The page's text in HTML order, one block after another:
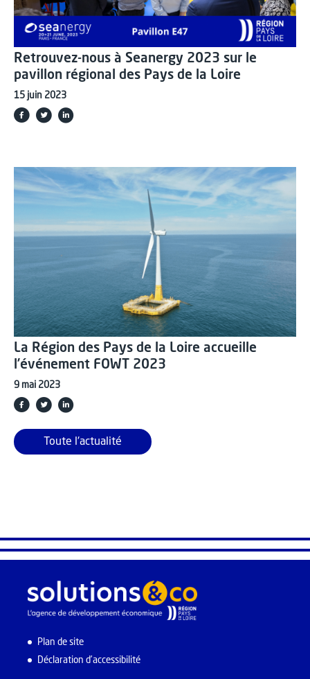
Retrouvez-nous à Seanergy 2023 sur le
pavillon régional des Pays de la Loire
15 juin 2023
La Région des Pays de la Loire accueille
l’événement FOWT 2023
9 mai 2023
Toute l'actualité
Plan de site
Déclaration d’accessibilité